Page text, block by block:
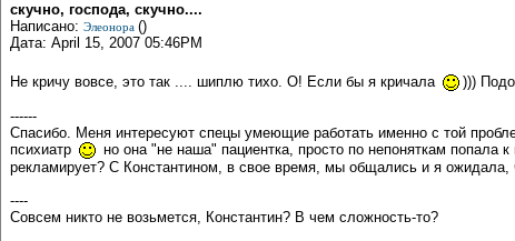
скучно, господа, скучно....
Написано: Элеонора ()
Дата: April 15, 2007 05:46PM
Не кричу вовсе, это так .... шиплю тихо. О! Если бы я кричала )))
------
Cпасибо. Меня интересуют спецы умеющие работать именно с той
психиатр
но она "не наша" пациентка, просто по непоняткам попала
рекламирует? С Константином, в свое время, мы общались и я ожидала,
----
Совсем никто не возьмется, Константин? В чем сложность-то?